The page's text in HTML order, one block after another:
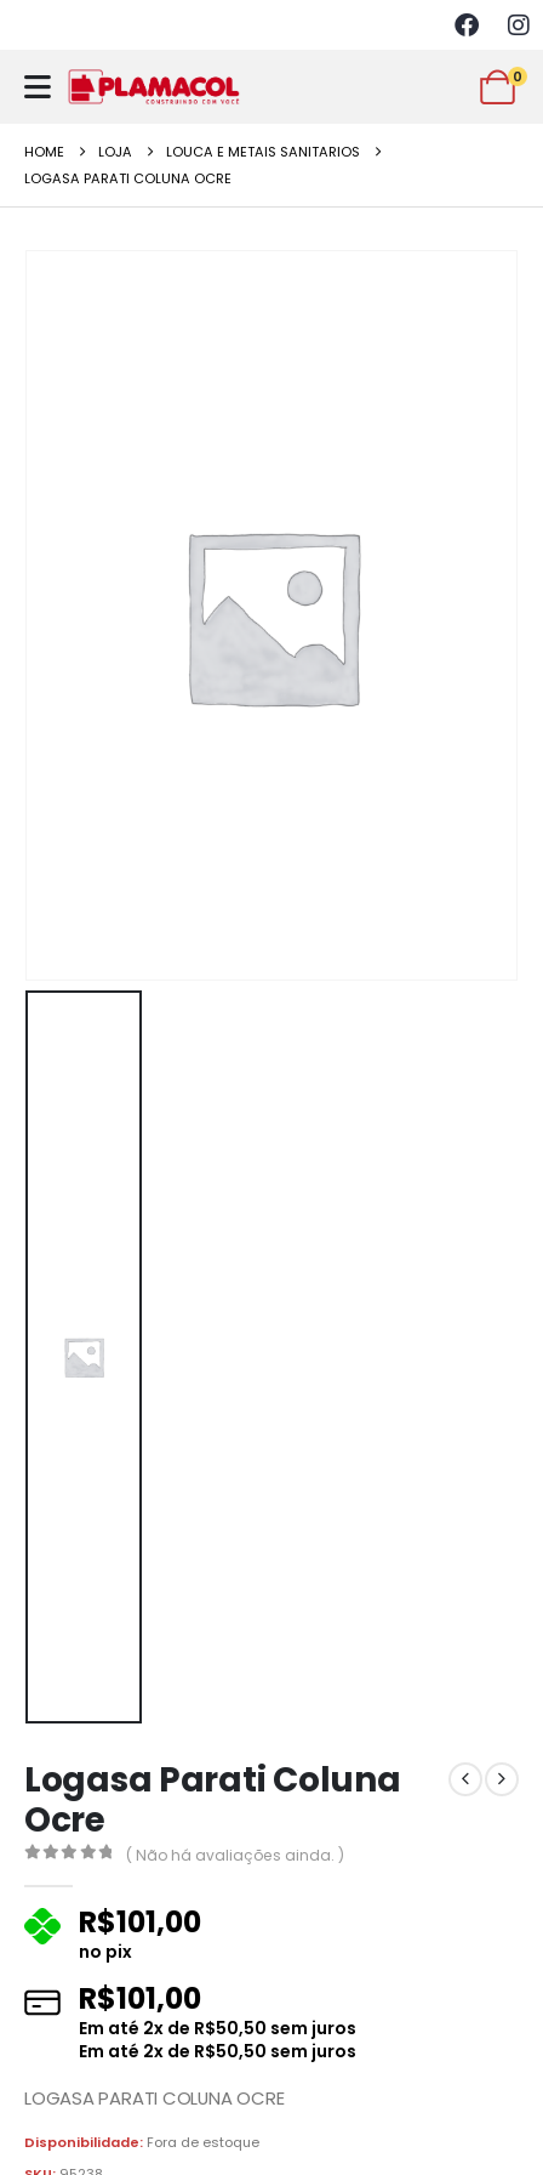
0
HOME LOJA
LOUCA E METAIS SANITARIOS
LOGASA PARATI COLUNA OCRE
Logasa Parati Coluna
Ocre
( Não há avaliações ainda. )
R$101,00
no pix
R$101,00
Em até 2x de R$50,50 sem juros
Em até 2x de R$50,50 sem juros
LOGASA PARATI COLUNA OCRE
Disponibilidade: Fora de estoque